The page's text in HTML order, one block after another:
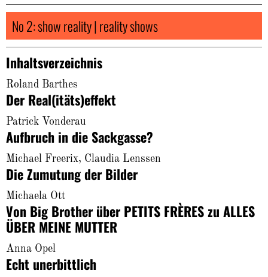
Archiv
About
No 2: show reality | reality shows
Inhaltsverzeichnis
Roland Barthes
Der Real(itäts)effekt
Patrick Vonderau
Aufbruch in die Sackgasse?
Michael Freerix, Claudia Lenssen
Die Zumutung der Bilder
Michaela Ott
Von Big Brother über PETITS FRÈRES zu ALLES
ÜBER MEINE MUTTER
Anna Opel
Echt unerbittlich